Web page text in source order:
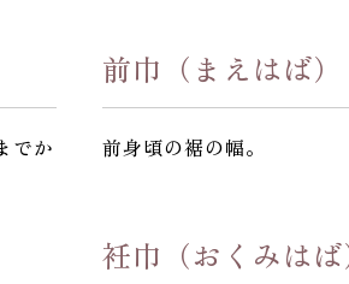
でか
前巾（まえはば）
前身頃の裾の幅。
衽巾（おくみは